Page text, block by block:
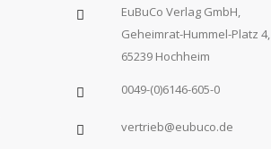
EuBuCo Verlag GmbH,
Geheimrat-Hummel-Platz 4,
65239 Hochheim
0049-(0)6146-605-0
vertrieb@eubuco.de